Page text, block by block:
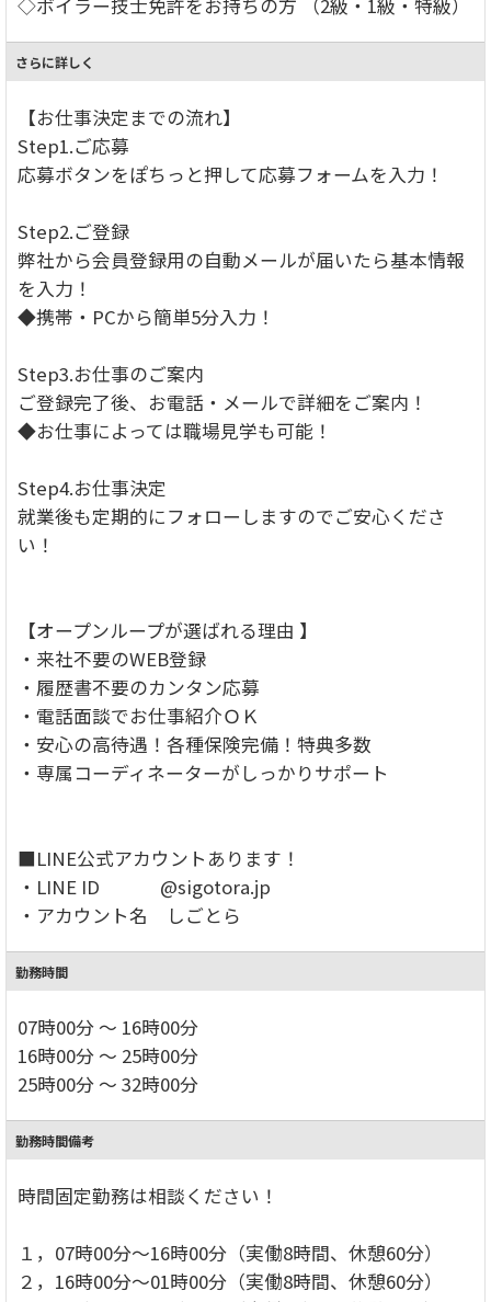
さらに詳しく
【お仕事決定までの流れ】
Step1.ご応募
応募ボタンをぽちっと押して応募フォームを入力！
Step2.ご登録
弊社から会員登録用の自動メールが届いたら基本情報
を入力！
◆携帯・PCから簡単5分入力！
Step3.お仕事のご案内
ご登録完了後、お電話・メールで詳細をご案内！
◆お仕事によっては職場見学も可能！
Step4.お仕事決定
就業後も定期的にフォローしますのでご安心くださ
い！
【オープンループが選ばれる理由 】
・来社不要のWEB登録
・履歴書不要のカンタン応募
・電話面談でお仕事紹介ＯＫ
・安心の高待遇！各種保険完備！特典多数
・専属コーディネーターがしっかりサポート
■LINE公式アカウントあります！
・LINE ID @sigotora.jp
・アカウント名 しごとら
勤務時間
07時00分 ～ 16時00分
16時00分 ～ 25時00分
25時00分 ～ 32時00分
勤務時間備考
時間固定勤務は相談ください！
１，07時00分～16時00分（実働8時間、休憩60分）
２，16時00分～01時00分（実働8時間、休憩60分）